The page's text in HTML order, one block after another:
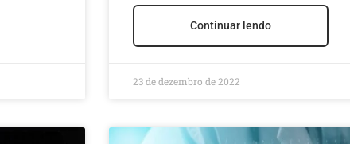
Continuar lendo
23 de dezembro de 2022